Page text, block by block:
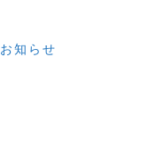
お知らせ